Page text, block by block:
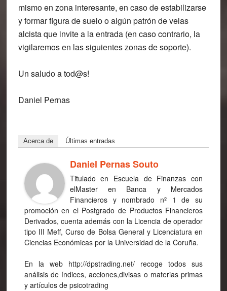
mismo en zona interesante, en caso de estabilizarse
y formar figura de suelo o algún patrón de velas
alcista que invite a la entrada (en caso contrario, la
vigilaremos en las siguientes zonas de soporte).
Un saludo a tod@s!
Daniel Pernas
Acerca de Últimas entradas
Daniel Pernas Souto
Titulado en Escuela de Finanzas con
elMaster en Banca y Mercados
Financieros y nombrado nº 1 de su
promoción en el Postgrado de Productos Financieros
Derivados, cuenta además con la Licencia de operador
tipo III Meff, Curso de Bolsa General y Licenciatura en
Ciencias Económicas por la Universidad de la Coruña.
En la web http://dpstrading.net/ recoge todos sus
análisis de índices, acciones,divisas o materias primas
y artículos de psicotrading